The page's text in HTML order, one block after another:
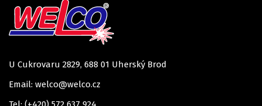
U Cukrovaru 2829, 688 01 Uherský Brod
Email: welco@welco.cz